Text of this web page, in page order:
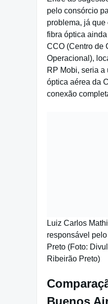
pelo consórcio
problema, já
fibra óptica
CCO (Centro de
Operacional),
RP Mobi, seria
óptica aérea da
conexão
Luiz Carlos
responsável
Preto (Foto:
Ribeirão Preto)